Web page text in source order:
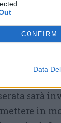
CONFIRM
Data
vari
le linee
sarà
in